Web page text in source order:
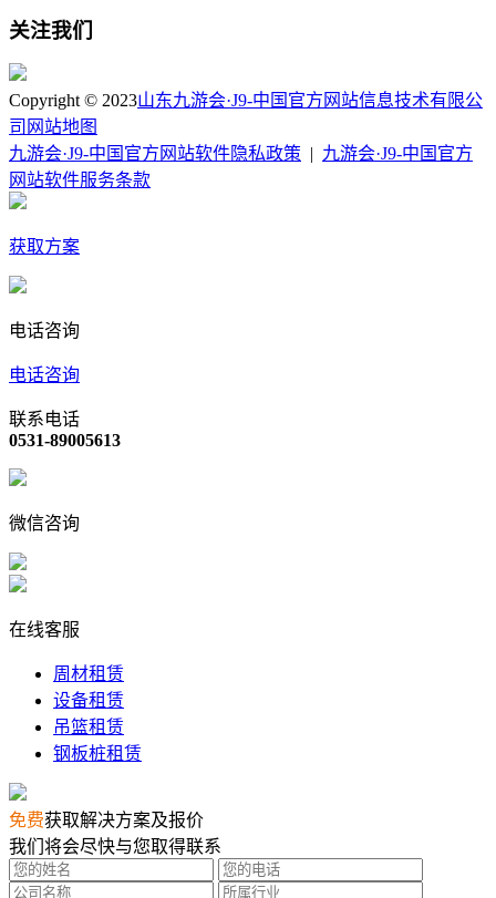
关注我们
Copyright © 2023山东九游会·J9-中国官方网站信息技术有限公
司 网站地图
九游会·J9-中国官方网站软件隐私政策
九游会·J9-中国官方
网站软件服务条款
获取方案
电话咨询
电话咨询
联系电话
0531-89005613
微信咨询
在线客服
周材租赁
设备租赁
吊篮租赁
钢板桩租赁
免费获取解决方案及报价
我们将会尽快与您取得联系